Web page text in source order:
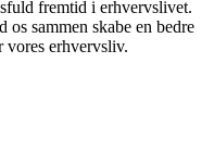
fremtid i erhvervslivet.
os sammen skabe en bedre
vores erhvervsliv.